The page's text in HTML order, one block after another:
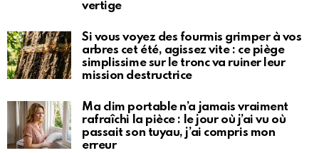
vertige
Si vous voyez des fourmis grimper à vos
arbres cet été, agissez vite : ce piège
simplissime sur le tronc va ruiner leur
mission destructrice
Ma clim portable n’a jamais vraiment
rafraîchi la pièce : le jour où j’ai vu où
passait son tuyau, j’ai compris mon
erreur